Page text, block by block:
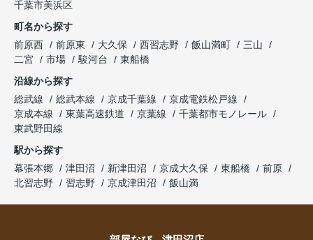
千葉市美浜区
町名から探す
前原西
前原東 大久保 西習志野 飯山満町
三山
二宮
市場 駿河台
東船橋
沿線から探す
総武線
総武本線 京成千葉線
京成電鉄松戸線
京成本線
東葉高速鉄道 京葉線
千葉都市モノレール
東武野田線
駅から探す
幕張本郷
津田沼 新津田沼 京成大久保 東船橋
前原
北習志野
習志野 京成津田沼 飯山満